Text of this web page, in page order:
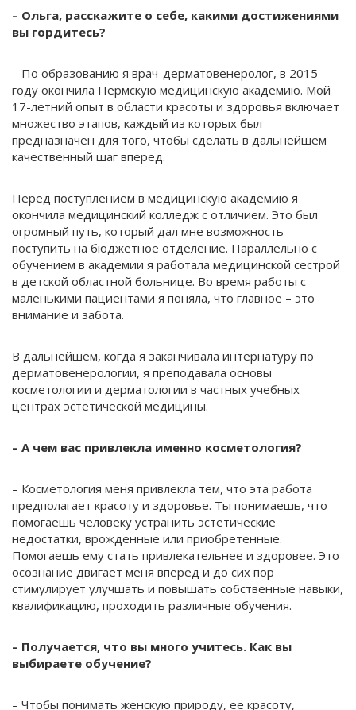
– Ольга, расскажите о себе, какими достижениями
вы гордитесь?
– По образованию я врач-дерматовенеролог, в 2015
году окончила Пермскую медицинскую академию. Мой
17-летний опыт в области красоты и здоровья включает
множество этапов, каждый из которых был
предназначен для того, чтобы сделать в дальнейшем
качественный шаг вперед.
Перед поступлением в медицинскую академию я
окончила медицинский колледж с отличием. Это был
огромный путь, который дал мне возможность
поступить на бюджетное отделение. Параллельно с
обучением в академии я работала медицинской сестрой
в детской областной больнице. Во время работы с
маленькими пациентами я поняла, что главное – это
внимание и забота.
В дальнейшем, когда я заканчивала интернатуру по
дерматовенерологии, я преподавала основы
косметологии и дерматологии в частных учебных
центрах эстетической медицины.
– А чем вас привлекла именно косметология?
– Косметология меня привлекла тем, что эта работа
предполагает красоту и здоровье. Ты понимаешь, что
помогаешь человеку устранить эстетические
недостатки, врожденные или приобретенные.
Помогаешь ему стать привлекательнее и здоровее. Это
осознание двигает меня вперед и до сих пор
стимулирует улучшать и повышать собственные навыки,
квалификацию, проходить различные обучения.
– Получается, что вы много учитесь. Как вы
выбираете обучение?
– Чтобы понимать женскую природу, ее красоту,